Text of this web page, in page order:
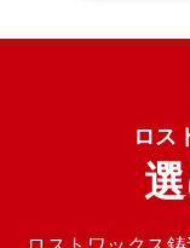
ロス